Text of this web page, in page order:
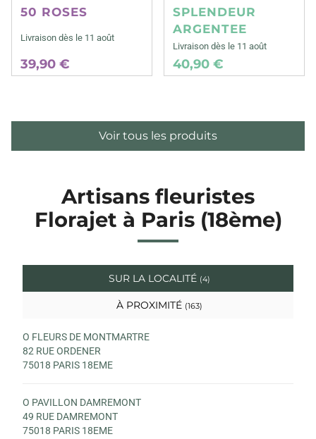
50 ROSES
Livraison dès le 11 août
39,90 €
SPLENDEUR
ARGENTEE
Livraison dès le 11 août
40,90 €
Voir tous les produits
Artisans fleuristes
Florajet à Paris (18ème)
SUR LA LOCALITÉ (4)
À PROXIMITÉ (163)
O FLEURS DE MONTMARTRE
82 RUE ORDENER
75018 PARIS 18EME
O PAVILLON DAMREMONT
49 RUE DAMREMONT
75018 PARIS 18EME